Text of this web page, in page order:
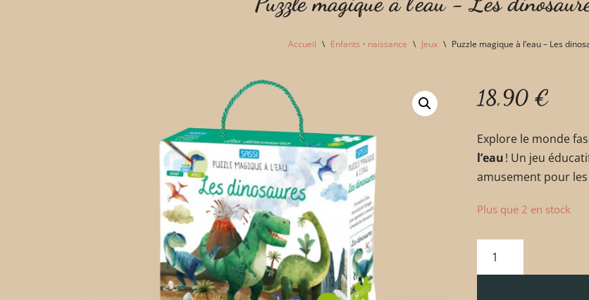
Accueil \ Enfants • naissance \ Jeux \ Puzzle magique à l’eau – Les
18,90 €
Explore le monde
l’eau! Un jeu
amusement pour
Plus que 2 en stock